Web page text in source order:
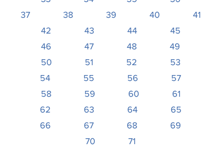
37
38 39 40
41
42
43 44
45
46
47 48
49
50
51 52
53
54
55 56
57
58
59 60
61
62
63 64
65
66
67 68
69
70
71